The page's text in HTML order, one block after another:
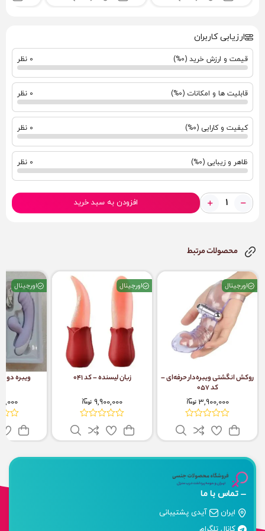
مواد چرب‌کننده نامناسب خودداری کنید؛ این مواد باعث آسیب به
سیلیکون و روکش‌ها می‌شوند.
✔️ همیشه از ژل‌ها و روان‌کننده‌های پایه آب (Water-Based) استفاده
کنید.
ارزیابی کاربران
قیمت و ارزش خرید (0%) 0 نظر
قابلیت ها و امکانات (0%) 0 نظر
کیفیت و کارایی (0%) 0 نظر
ظاهر و زیبایی (0%) 0 نظر
افزودن به سبد خرید
محصولات مرتبط
اورجینال
روکش انگشتی ویبره‌دار حرفه‌ای –
کد 057
3,900,000
اورجینال
زبان لیسنده – کد 041
9,900,000
اورجینال
ویبره
تماس با ما
ایران
آیدی پشتیبانی